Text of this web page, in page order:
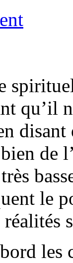
qu’il
disant
de
le